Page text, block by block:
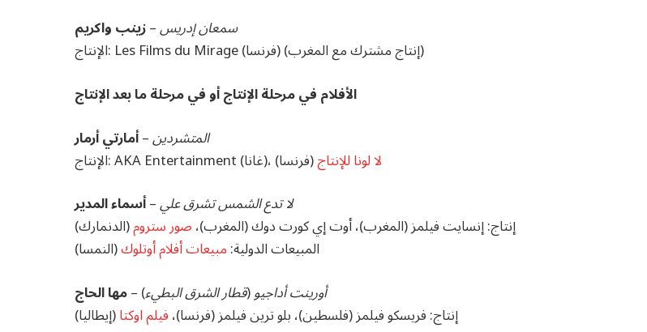
سمعان إدريس–زينب واكريم
الإنتاج: Les Films du Mirage (فرنسا) (إنتاج مشترك مع المغرب)
الأفلام في مرحلة الإنتاج أو في مرحلة ما بعد الإنتاج
المتشردين–أمارتي أرمار
الإنتاج: AKA Entertainment (غانا)،
لا لونا للإنتاج(فرنسا)
لا تدع الشمس تشرق علي–أسماء المدير
إنتاج: إنسايت فيلمز (المغرب)، أوت إي كورت دوك (المغرب)،صور ستروم(الدنمارك)
المبيعات الدولية:مبيعات أفلام أوتلوك(النمسا)
أورينت أداجيو(قطار الشرق البطيء) –مها الحاج
إنتاج: فريسكو فيلمز (فلسطين)، بلو ترين فيلمز (فرنسا)،فيلم اوكتا(إيطاليا)